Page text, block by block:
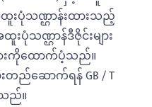
းပုံသဏ္ဌာန်းထားသည့်
ပုံသဏ္ဌာန်ဒီဇိုင်းများ
းကိုထောက်ပံ့သည်။
တည်ဆောက်ရန် GB / T
ည်။